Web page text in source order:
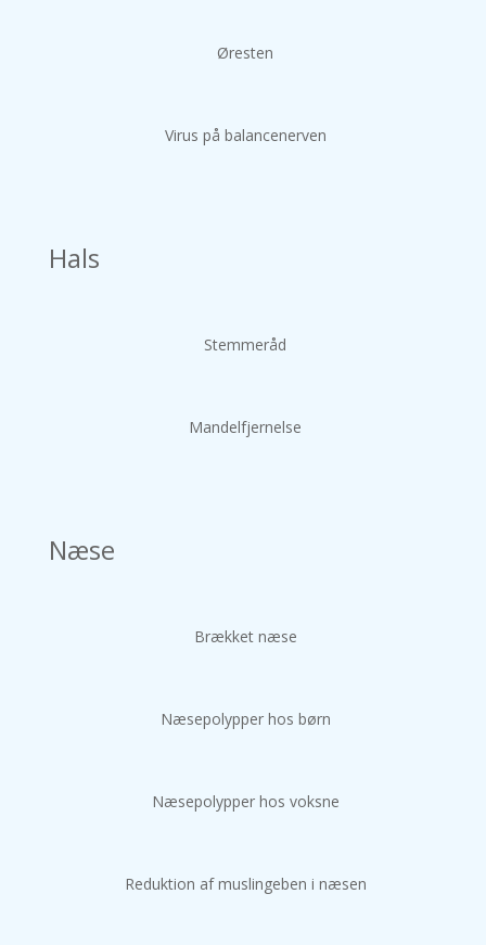
Øresten
Virus på balancenerven
Hals
Stemmeråd
Mandelfjernelse
Næse
Brækket næse
Næsepolypper hos børn
Næsepolypper hos voksne
Reduktion af muslingeben i næsen